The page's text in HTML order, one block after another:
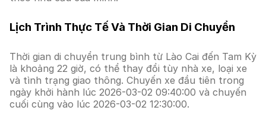
Lịch Trình Thực Tế Và Thời Gian Di Chuyển
Thời gian di chuyển trung bình từ Lào Cai đến Tam Kỳ
là khoảng 22 giờ, có thể thay đổi tùy nhà xe, loại xe
và tình trạng giao thông. Chuyến xe đầu tiên trong
ngày khởi hành lúc 2026-03-02 09:40:00 và chuyến
cuối cùng vào lúc 2026-03-02 12:30:00.